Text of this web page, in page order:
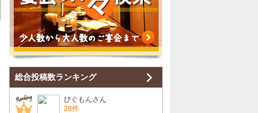
総合投稿数ランキング
ぴぐもんさん
28件